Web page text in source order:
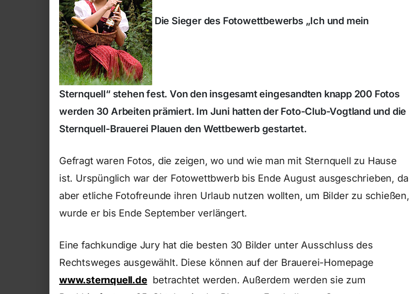
Die Sieger des Fotowettbewerbs „Ich und mein
Sternquell“ stehen fest. Von den insgesamt eingesandten knapp 200 Fotos
werden 30 Arbeiten prämiert. Im Juni hatten der Foto-Club-Vogtland und die
Sternquell-Brauerei Plauen den Wettbewerb gestartet.
Gefragt waren Fotos, die zeigen, wo und wie man mit Sternquell zu Hause
ist. Urspünglich war der Fotowettbwerb bis Ende August ausgeschrieben, da
aber etliche Fotofreunde ihren Urlaub nutzen wollten, um Bilder zu schießen,
wurde er bis Ende September verlängert.
Eine fachkundige Jury hat die besten 30 Bilder unter Ausschluss des
Rechtsweges ausgewählt. Diese können auf der Brauerei-Homepage
www.sternquell.debetrachtet werden. Außerdem werden sie zum